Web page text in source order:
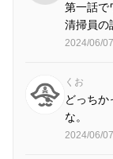
第一話で
清掃員の
2024/06/
くお
どっち
な。
2024/06/